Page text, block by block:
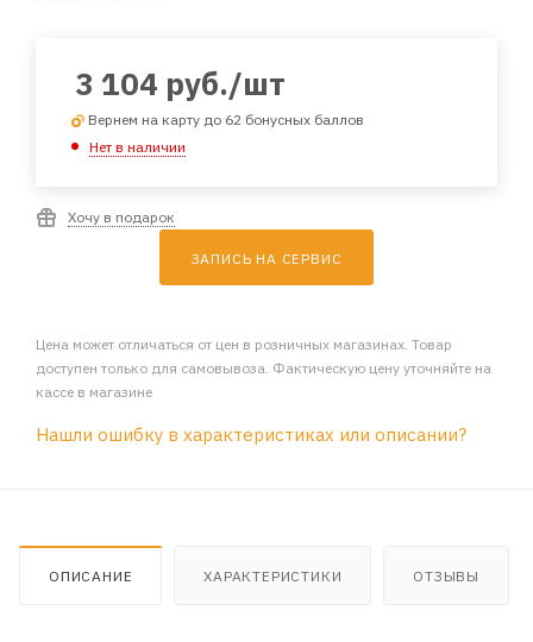
3 104 руб./шт
Вернем на карту до 62 бонусных баллов
Нет в наличии
Хочу в подарок
ЗАПИСЬ НА СЕРВИС
Цена может отличаться от цен в розничных магазинах. Товар
доступен только для самовывоза. Фактическую цену уточняйте на
кассе в магазине
Нашли ошибку в характеристиках или описании?
ОПИСАНИЕ ХАРАКТЕРИСТИКИ ОТЗЫВЫ